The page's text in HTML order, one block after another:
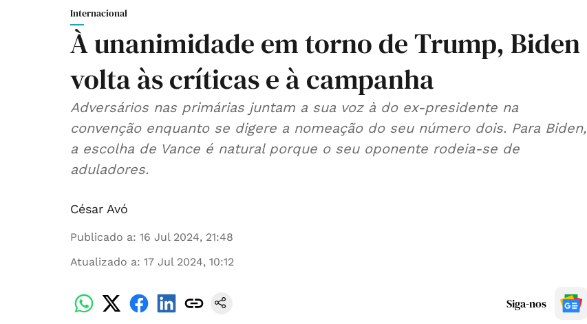
Internacional
À unanimidade em torno de Trump, Biden
volta às críticas e à campanha
Adversários nas primárias juntam a sua voz à do ex-presidente na
convenção enquanto se digere a nomeação do seu número dois. Para Biden,
a escolha de Vance é natural porque o seu oponente rodeia-se de
aduladores.
César Avó
Publicado a: 16 Jul 2024, 21:48
Atualizado a: 17 Jul 2024, 10:12
Siga-nos